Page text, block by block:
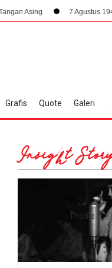
7 Agustus 1945, Dampak
Grafis Quote Galeri
Profile
Insight